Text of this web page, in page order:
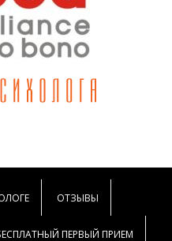
ОТЗЫВЫ
ПЕРВЫЙ ПРИЕМ